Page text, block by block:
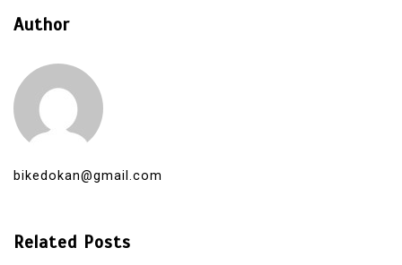
Author
bikedokan@gmail.com
Related Posts